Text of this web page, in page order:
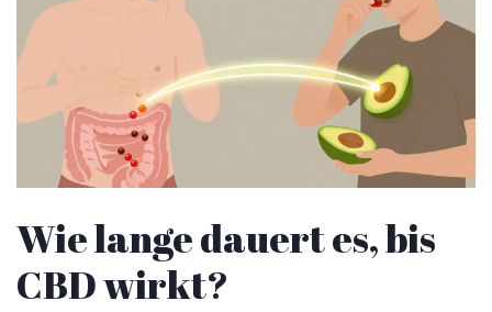
Wie lange dauert es, bis
CBD wirkt?